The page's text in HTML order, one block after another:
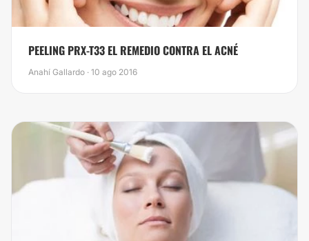
PEELING PRX-T33 EL REMEDIO CONTRA EL ACNÉ
Anahí Gallardo · 10 ago 2016